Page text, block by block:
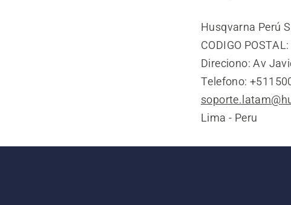
Husqvarna Perú
CODIGO
Direciono: Av
Telefono:
Lima - Peru